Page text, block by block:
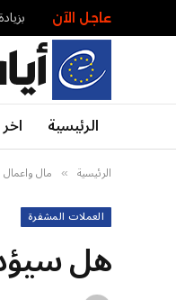
عاجل الآن بزيادة 6.7%.. ارتفاع السيولة النقدية بالاقتصاد السعودي إلى 3.382 تريليون ريال – أخبار السعودية
الرئيسية
الرئيسية » مال واعمال
العملات المشفرة
هل سيؤدي